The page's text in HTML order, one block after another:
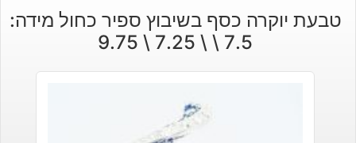
טבעת יוקרה כסף בשיבוץ ספיר כחול מידה:
7.5 \ \ 7.25 \ 9.75